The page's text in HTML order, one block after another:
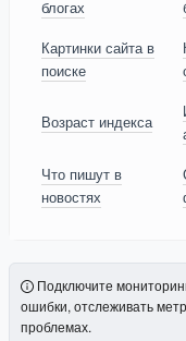
блогах
Картинки сайта в
поиске
Возраст индекса
Что пишут в
новостях
Подключите
ошибки, отслеживать
проблемах.